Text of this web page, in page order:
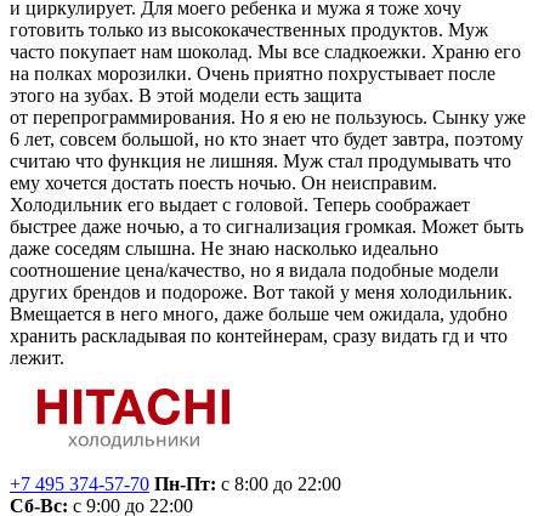
и циркулирует. Для моего ребенка и мужа я тоже хочу
готовить только из высококачественных продуктов. Муж
часто покупает нам шоколад. Мы все сладкоежки. Храню его
на полках морозилки. Очень приятно похрустывает после
этого на зубах. В этой модели есть защита
от перепрограммирования. Но я ею не пользуюсь. Сынку уже
6 лет, совсем большой, но кто знает что будет завтра, поэтому
считаю что функция не лишняя. Муж стал продумывать что
ему хочется достать поесть ночью. Он неисправим.
Холодильник его выдает с головой. Теперь соображает
быстрее даже ночью, а то сигнализация громкая. Может быть
даже соседям слышна. Не знаю насколько идеально
соотношение цена/качество, но я видала подобные модели
других брендов и подороже. Вот такой у меня холодильник.
Вмещается в него много, даже больше чем ожидала, удобно
хранить раскладывая по контейнерам, сразу видать гд и что
лежит.
+7 495 374-57-70 Пн-Пт: с 8:00 до 22:00
Сб-Вс: с 9:00 до 22:00